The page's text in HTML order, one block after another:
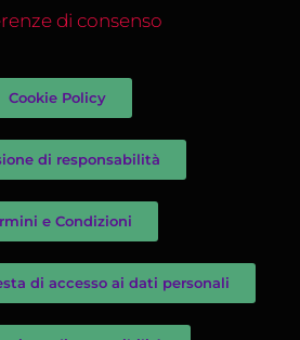
di consenso
Cookie Policy
di responsabilità
e Condizioni
di accesso ai dati personali